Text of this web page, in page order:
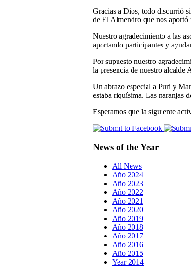
Gracias a Dios, todo discurrió
de El Almendro que nos aportó
Nuestro agradecimiento a las
aportando participantes y
Por supuesto nuestro
la presencia de nuestro
Un abrazo especial a Puri y
estaba riquísima. Las naranjas
Esperamos que la siguiente
News of the Year
All News
Año 2024
Año 2023
Año 2022
Año 2021
Año 2020
Año 2019
Año 2018
Año 2017
Año 2016
Año 2015
Year 2014